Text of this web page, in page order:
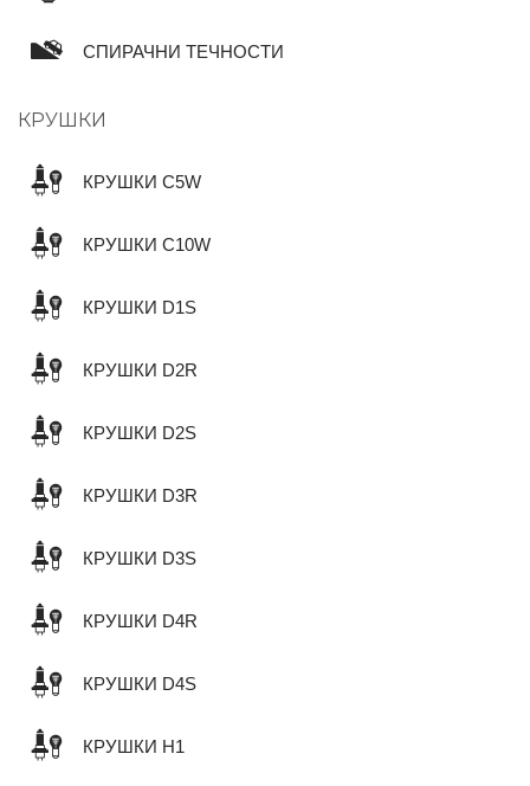
СПИРАЧНИ ТЕЧНОСТИ
КРУШКИ
КРУШКИ C5W
КРУШКИ C10W
КРУШКИ D1S
КРУШКИ D2R
КРУШКИ D2S
КРУШКИ D3R
КРУШКИ D3S
КРУШКИ D4R
КРУШКИ D4S
КРУШКИ H1